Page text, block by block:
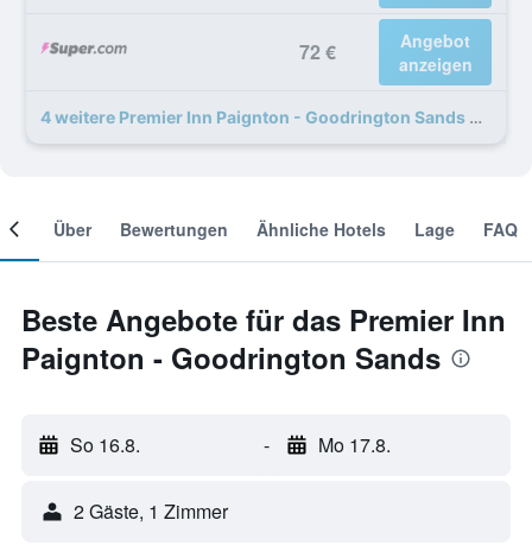
72 €
Angebot
anzeigen
4 weitere Premier Inn Paignton - Goodrington Sands Angebote
Über Bewertungen Ähnliche Hotels Lage FAQ
Beste Angebote für das Premier Inn
Paignton - Goodrington Sands
So 16.8. - Mo 17.8.
2 Gäste, 1 Zimmer